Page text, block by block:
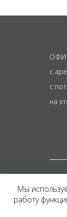
с
с
на
Мы
работу